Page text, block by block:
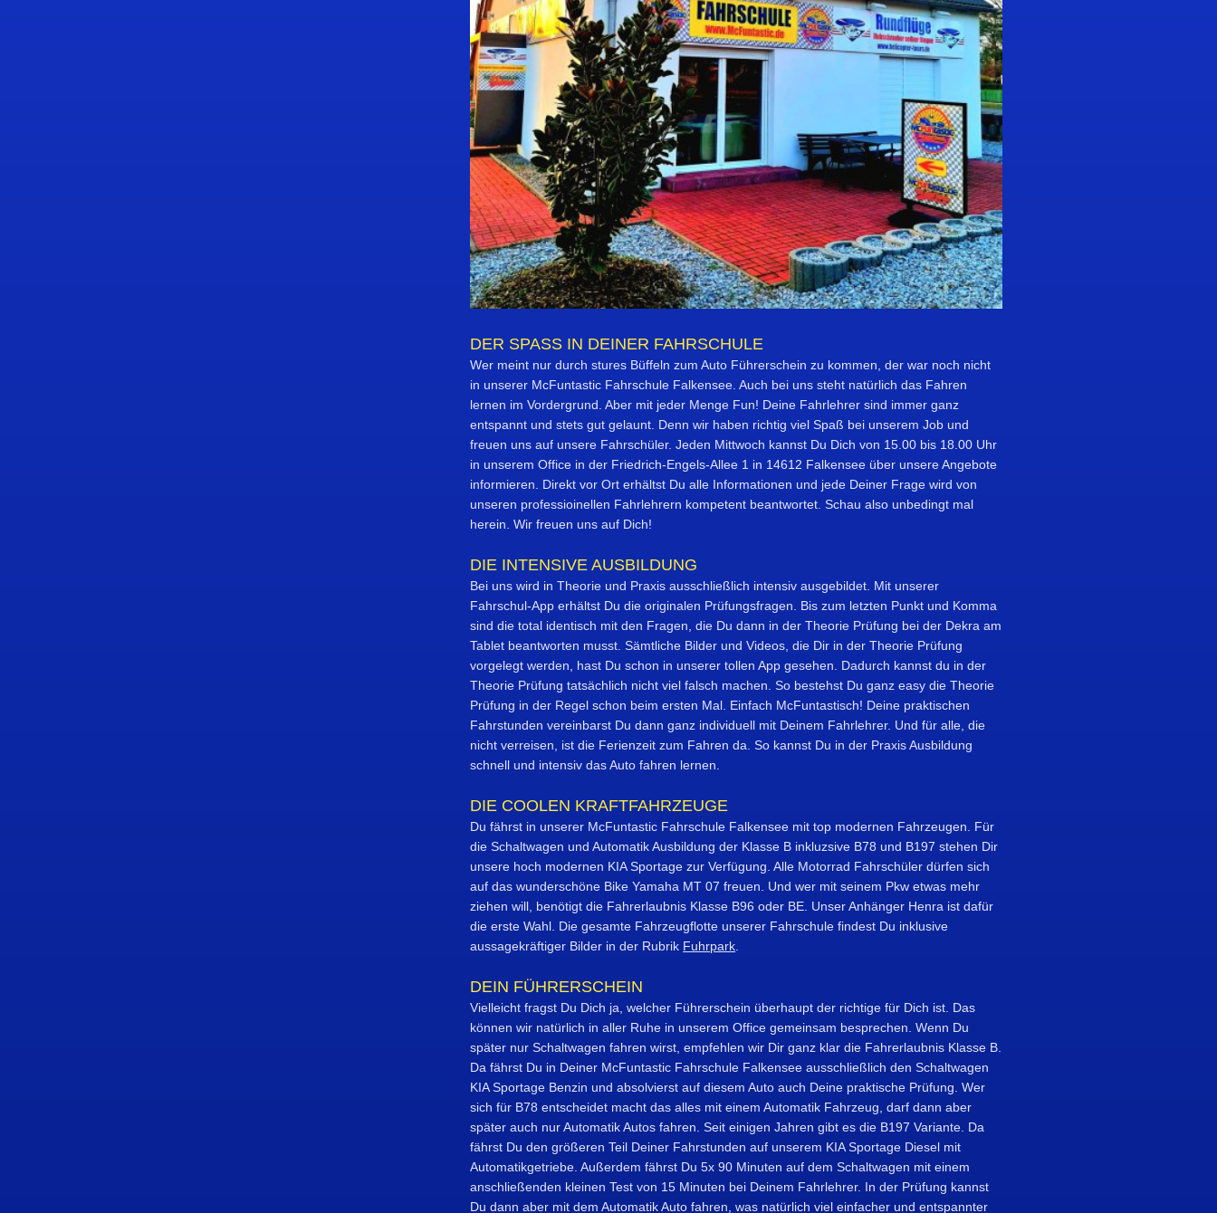
DER SPASS IN DEINER FAHRSCHULE
Wer meint nur durch stures Büffeln zum Auto Führerschein zu kommen, der war noch nicht
in unserer McFuntastic Fahrschule Falkensee. Auch bei uns steht natürlich das Fahren
lernen im Vordergrund. Aber mit jeder Menge Fun! Deine Fahrlehrer sind immer ganz
entspannt und stets gut gelaunt. Denn wir haben richtig viel Spaß bei unserem Job und
freuen uns auf unsere Fahrschüler. Jeden Mittwoch kannst Du Dich von 15.00 bis 18.00 Uhr
in unserem Office in der Friedrich-Engels-Allee 1 in 14612 Falkensee über unsere Angebote
informieren. Direkt vor Ort erhältst Du alle Informationen und jede Deiner Frage wird von
unseren professioinellen Fahrlehrern kompetent beantwortet. Schau also unbedingt mal
herein. Wir freuen uns auf Dich!
DIE INTENSIVE AUSBILDUNG
Bei uns wird in Theorie und Praxis ausschließlich intensiv ausgebildet. Mit unserer
Fahrschul-App erhältst Du die originalen Prüfungsfragen. Bis zum letzten Punkt und Komma
sind die total identisch mit den Fragen, die Du dann in der Theorie Prüfung bei der Dekra am
Tablet beantworten musst. Sämtliche Bilder und Videos, die Dir in der Theorie Prüfung
vorgelegt werden, hast Du schon in unserer tollen App gesehen. Dadurch kannst du in der
Theorie Prüfung tatsächlich nicht viel falsch machen. So bestehst Du ganz easy die Theorie
Prüfung in der Regel schon beim ersten Mal. Einfach McFuntastisch! Deine praktischen
Fahrstunden vereinbarst Du dann ganz individuell mit Deinem Fahrlehrer. Und für alle, die
nicht verreisen, ist die Ferienzeit zum Fahren da. So kannst Du in der Praxis Ausbildung
schnell und intensiv das Auto fahren lernen.
DIE COOLEN KRAFTFAHRZEUGE
Du fährst in unserer McFuntastic Fahrschule Falkensee mit top modernen Fahrzeugen. Für
die Schaltwagen und Automatik Ausbildung der Klasse B inkluzsive B78 und B197 stehen Dir
unsere hoch modernen KIA Sportage zur Verfügung. Alle Motorrad Fahrschüler dürfen sich
auf das wunderschöne Bike Yamaha MT 07 freuen. Und wer mit seinem Pkw etwas mehr
ziehen will, benötigt die Fahrerlaubnis Klasse B96 oder BE. Unser Anhänger Henra ist dafür
die erste Wahl. Die gesamte Fahrzeugflotte unserer Fahrschule findest Du inklusive
aussagekräftiger Bilder in der Rubrik Fuhrpark.
DEIN FÜHRERSCHEIN
Vielleicht fragst Du Dich ja, welcher Führerschein überhaupt der richtige für Dich ist. Das
können wir natürlich in aller Ruhe in unserem Office gemeinsam besprechen. Wenn Du
später nur Schaltwagen fahren wirst, empfehlen wir Dir ganz klar die Fahrerlaubnis Klasse B.
Da fährst Du in Deiner McFuntastic Fahrschule Falkensee ausschließlich den Schaltwagen
KIA Sportage Benzin und absolvierst auf diesem Auto auch Deine praktische Prüfung. Wer
sich für B78 entscheidet macht das alles mit einem Automatik Fahrzeug, darf dann aber
später auch nur Automatik Autos fahren. Seit einigen Jahren gibt es die B197 Variante. Da
fährst Du den größeren Teil Deiner Fahrstunden auf unserem KIA Sportage Diesel mit
Automatikgetriebe. Außerdem fährst Du 5x 90 Minuten auf dem Schaltwagen mit einem
anschließenden kleinen Test von 15 Minuten bei Deinem Fahrlehrer. In der Prüfung kannst
Du dann aber mit dem Automatik Auto fahren, was natürlich viel einfacher und entspannter